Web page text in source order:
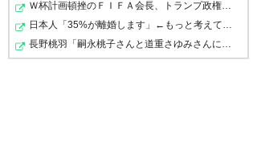
Ｗ杯計画頓挫のＦＩＦＡ会長、トランプ政権に支援要請＝…
日本人「35%が離婚します」←もっと考えて結婚しろよ
長野桃羽「嗣永桃子さんと道重さゆみさんに憧れているの…